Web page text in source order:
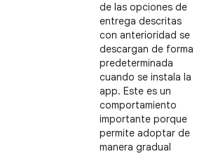
de las opciones de
entrega descritas
con anterioridad se
descargan de forma
predeterminada
cuando se instala la
app. Este es un
comportamiento
importante porque
permite adoptar de
manera gradual